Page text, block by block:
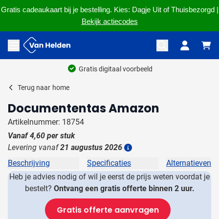
Gratis cadeaukaart bij je bestelling. Kies: Dagje Uit of Thuisbezorgd |
Bekijk actiecodes
Ga naar de inhoud
Menu openen
Gratis digitaal voorbeeld
Terug naar home
Documententas Amazon
Artikelnummer: 18754
Vanaf4,60 per stuk
Levering vanaf21 augustus 2026
Beschrijving Specificaties
Alternatieven
Heb je advies nodig of wil je eerst de prijs weten voordat je
bestelt? Ontvang een gratis offerte binnen 2 uur.
Gratis offerte aanvragen